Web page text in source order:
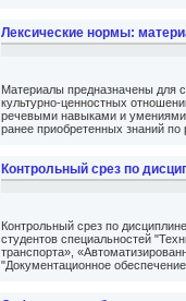
Лексические нормы:
Материалы предназначены для
культурно-ценностных
речевыми навыками и
ранее приобретенных знаний по
Контрольный срез по
Контрольный срез по
студентов специальностей
транспорта»,
"Документационное